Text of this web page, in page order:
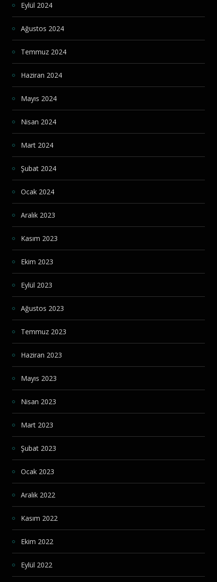
Eylül 2024
Ağustos 2024
Temmuz 2024
Haziran 2024
Mayıs 2024
Nisan 2024
Mart 2024
Şubat 2024
Ocak 2024
Aralık 2023
Kasım 2023
Ekim 2023
Eylül 2023
Ağustos 2023
Temmuz 2023
Haziran 2023
Mayıs 2023
Nisan 2023
Mart 2023
Şubat 2023
Ocak 2023
Aralık 2022
Kasım 2022
Ekim 2022
Eylül 2022